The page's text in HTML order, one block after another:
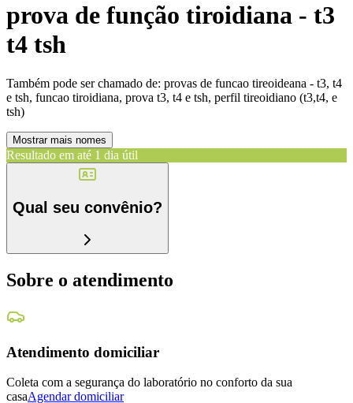
prova de função tiroidiana - t3
t4 tsh
Também pode ser chamado de: provas de funcao tireoideana - t3, t4
e tsh, funcao tiroidiana, prova t3, t4 e tsh, perfil tireoidiano (t3,t4, e
tsh)
Mostrar mais nomes
Resultado em até 1 dia útil
Qual seu convênio?
Sobre o atendimento
Atendimento domiciliar
Coleta com a segurança do laboratório no conforto da sua
casaAgendar domiciliar